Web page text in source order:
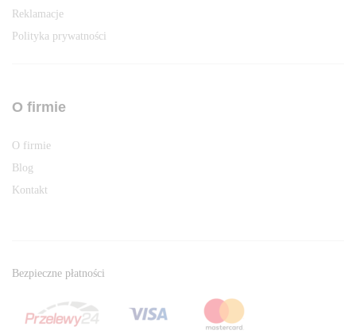
Reklamacje
Polityka prywatności
O firmie
O firmie
Blog
Kontakt
Bezpieczne płatności